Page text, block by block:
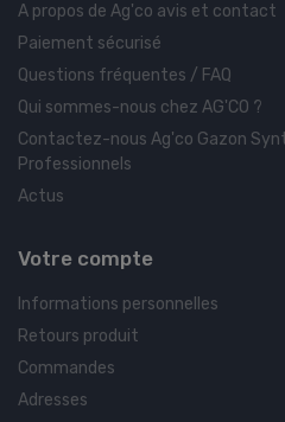
A propos de Ag'co avis et contact
Paiement sécurisé
Questions fréquentes / FAQ
Qui sommes-nous chez AG'CO ?
Contactez-nous Ag'co Gazon
Professionnels
Actus
Votre compte
Informations personnelles
Retours produit
Commandes
Adresses